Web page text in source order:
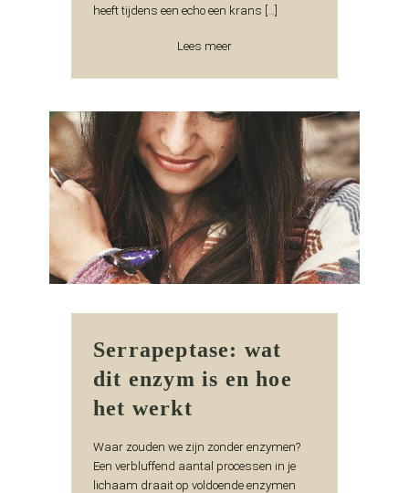
heeft tijdens een echo een krans […]
Lees meer
Serrapeptase: wat
dit enzym is en hoe
het werkt
Waar zouden we zijn zonder enzymen?
Een verbluffend aantal processen in je
lichaam draait op voldoende enzymen